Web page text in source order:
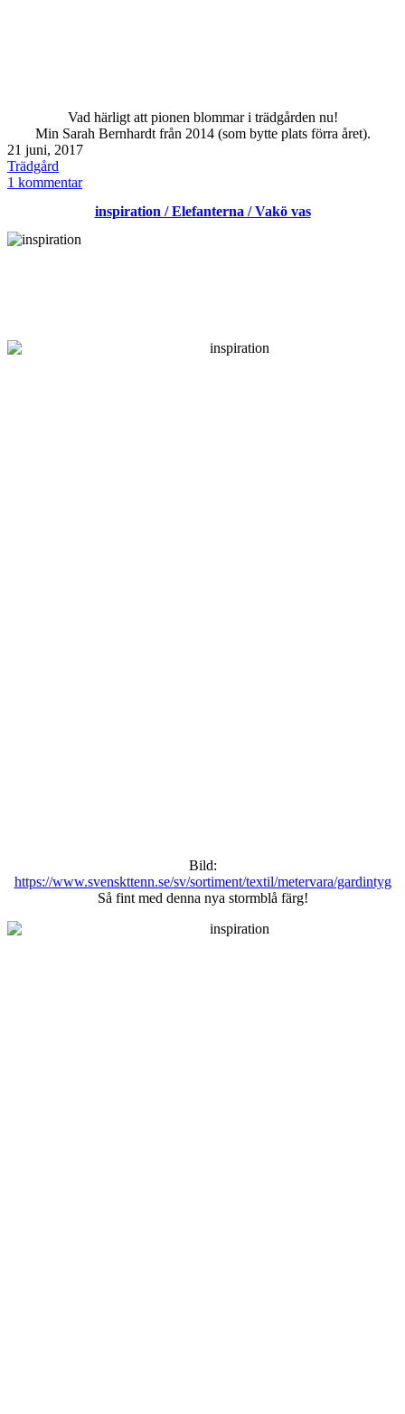
Vad härligt att pionen blommar i trädgården nu!
Min Sarah Bernhardt från 2014 (som bytte plats förra året).
Publicerat
den
21 juni, 2017
Kategoriserat
som
Trädgård
1 kommentartill
inspiration / Elefanterna / Vakö vas
Bild:
https://www.svenskttenn.se/sv/sortiment/textil/metervara/gardintyg
Så fint med denna nya stormblå färg!